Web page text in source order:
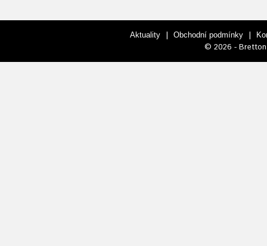
Aktuality | Obchodní podmínky |
© 2026 - Bretton